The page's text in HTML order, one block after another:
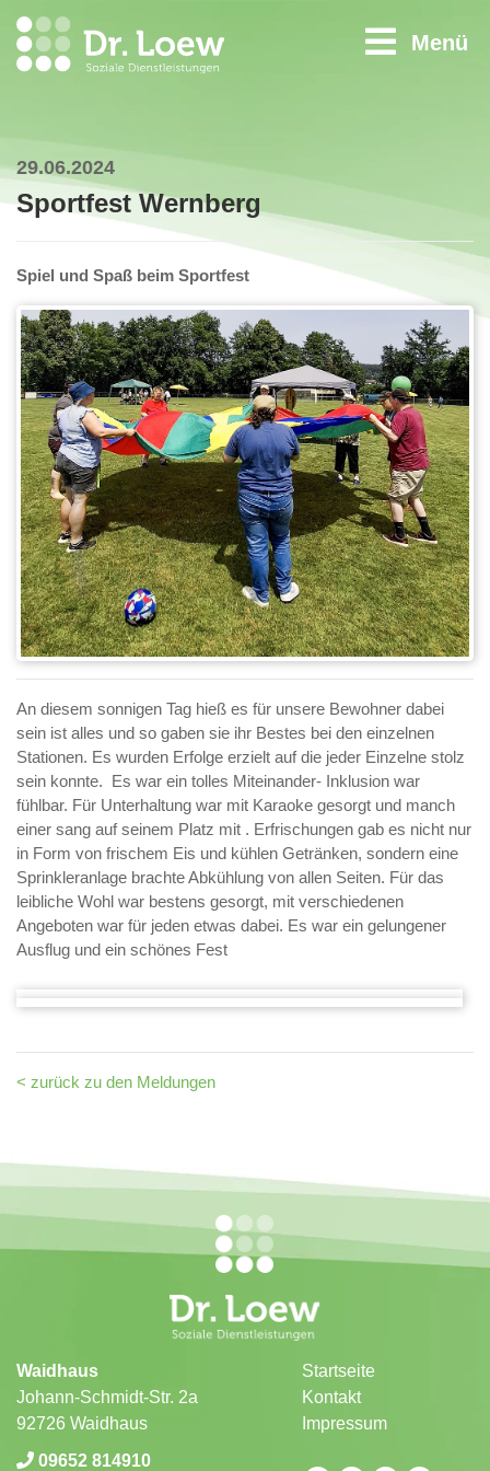
Menü
29.06.2024
Sportfest Wernberg
Spiel und Spaß beim Sportfest
An diesem sonnigen Tag hieß es für unsere Bewohner dabei
sein ist alles und so gaben sie ihr Bestes bei den einzelnen
Stationen. Es wurden Erfolge erzielt auf die jeder Einzelne stolz
sein konnte. Es war ein tolles Miteinander- Inklusion war
fühlbar. Für Unterhaltung war mit Karaoke gesorgt und manch
einer sang auf seinem Platz mit . Erfrischungen gab es nicht nur
in Form von frischem Eis und kühlen Getränken, sondern eine
Sprinkleranlage brachte Abkühlung von allen Seiten. Für das
leibliche Wohl war bestens gesorgt, mit verschiedenen
Angeboten war für jeden etwas dabei. Es war ein gelungener
Ausflug und ein schönes Fest
< zurück zu den Meldungen
Waidhaus
Johann-Schmidt-Str. 2a
92726 Waidhaus
09652 814910
Startseite
Kontakt
Impressum